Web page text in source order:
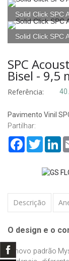
Solid Click SPC
Solid Click SPC
SPC
Bisel - 9,5
Referência:
Pavimento Vinil
Partilhar:
FacebookTwitter
Descrição
O design e o
O novo padrão